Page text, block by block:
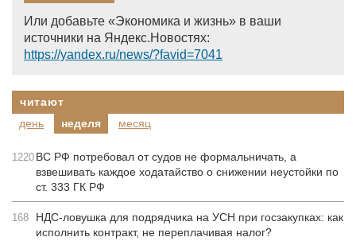
Или добавьте «Экономика и жизнь» в ваши
источники на Яндекс.Новостях:
https://yandex.ru/news/?favid=7041
читают
день
неделя месяц
1220 ВС РФ потребовал от судов не формальничать, а
взвешивать каждое ходатайство о снижении неустойки по
ст. 333 ГК РФ
168
НДС-ловушка для подрядчика на УСН при госзакупках: как
исполнить контракт, не переплачивая налог?